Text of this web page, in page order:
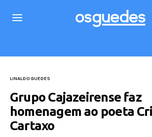
LINALDO GUEDES
Grupo Cajazeirense faz
homenagem ao poeta
Cartaxo